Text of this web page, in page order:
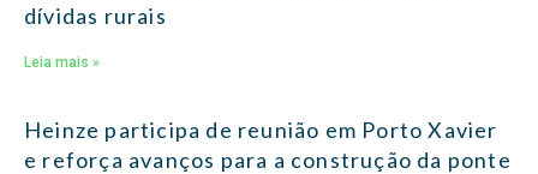
dívidas rurais
Leia mais »
Heinze participa de reunião em Porto Xavier
e reforça avanços para a construção da ponte